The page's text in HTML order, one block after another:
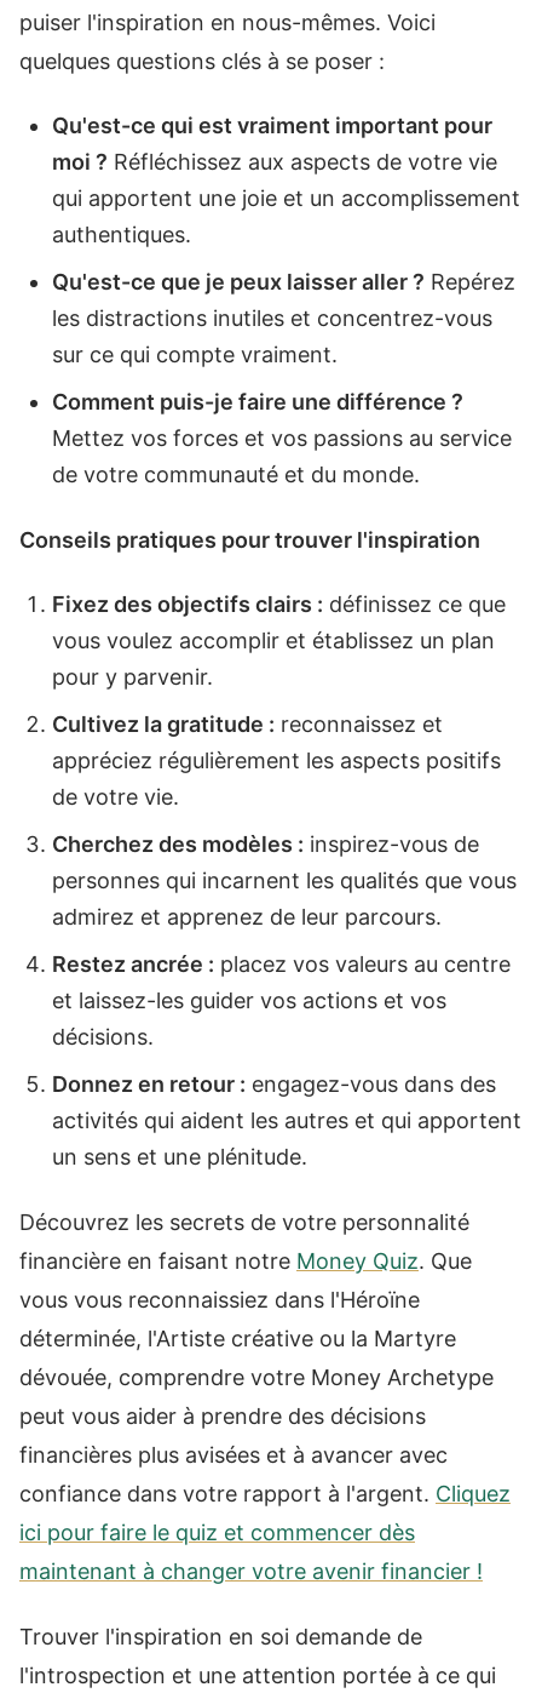
puiser l'inspiration en nous-mêmes. Voici
quelques questions clés à se poser :
Qu'est-ce qui est vraiment important pour
moi ? Réfléchissez aux aspects de votre vie
qui apportent une joie et un accomplissement
authentiques.
Qu'est-ce que je peux laisser aller ? Repérez
les distractions inutiles et concentrez-vous
sur ce qui compte vraiment.
Comment puis-je faire une différence ?
Mettez vos forces et vos passions au service
de votre communauté et du monde.
Conseils pratiques pour trouver l'inspiration
Fixez des objectifs clairs : définissez ce que
vous voulez accomplir et établissez un plan
pour y parvenir.
Cultivez la gratitude : reconnaissez et
appréciez régulièrement les aspects positifs
de votre vie.
Cherchez des modèles : inspirez-vous de
personnes qui incarnent les qualités que vous
admirez et apprenez de leur parcours.
Restez ancrée : placez vos valeurs au centre
et laissez-les guider vos actions et vos
décisions.
Donnez en retour : engagez-vous dans des
activités qui aident les autres et qui apportent
un sens et une plénitude.
Découvrez les secrets de votre personnalité
financière en faisant notre Money Quiz. Que
vous vous reconnaissiez dans l'Héroïne
déterminée, l'Artiste créative ou la Martyre
dévouée, comprendre votre Money Archetype
peut vous aider à prendre des décisions
financières plus avisées et à avancer avec
confiance dans votre rapport à l'argent. Cliquez
ici pour faire le quiz et commencer dès
maintenant à changer votre avenir financier !
Trouver l'inspiration en soi demande de
l'introspection et une attention portée à ce qui